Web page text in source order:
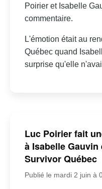
Poirier et Isabelle
commentaire.
L'émotion était au
Québec quand
surprise qu'elle
Luc Poirier fait
à Isabelle
Survivor Québec
Publié le mardi 2 juin à